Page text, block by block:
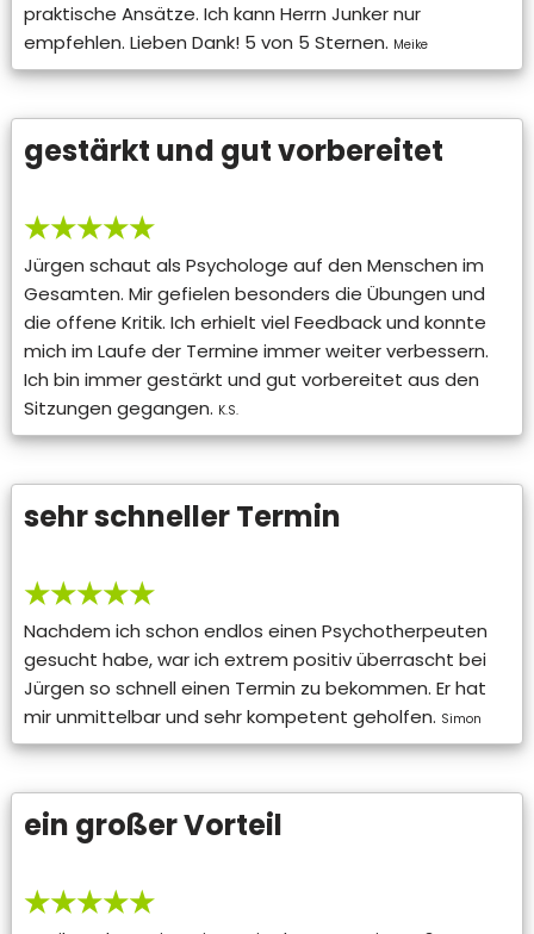
praktische Ansätze. Ich kann Herrn Junker nur
empfehlen. Lieben Dank! 5 von 5 Sternen. Meike
gestärkt und gut vorbereitet
★★★★★
Jürgen schaut als Psychologe auf den Menschen im
Gesamten. Mir gefielen besonders die Übungen und
die offene Kritik. Ich erhielt viel Feedback und konnte
mich im Laufe der Termine immer weiter verbessern.
Ich bin immer gestärkt und gut vorbereitet aus den
Sitzungen gegangen. K.S.
sehr schneller Termin
★★★★★
Nachdem ich schon endlos einen Psychotherpeuten
gesucht habe, war ich extrem positiv überrascht bei
Jürgen so schnell einen Termin zu bekommen. Er hat
mir unmittelbar und sehr kompetent geholfen. Simon
ein großer Vorteil
★★★★★